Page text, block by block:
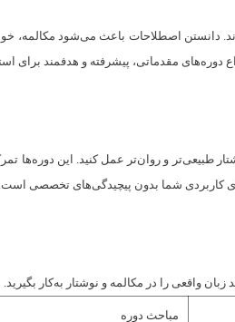
دانستن اصطلاحات باعث می‌شود
دوره‌های مقدماتی، پیشرفته و هدفمند برای
طبیعی‌تر و روان‌تر عمل کنید. این دوره‌ها
کاربردی شما بدون پیچیدگی‌های تخصصی است.
واقعی را در مکالمه و نوشتار به‌کار بگیرید.
مباحث دوره